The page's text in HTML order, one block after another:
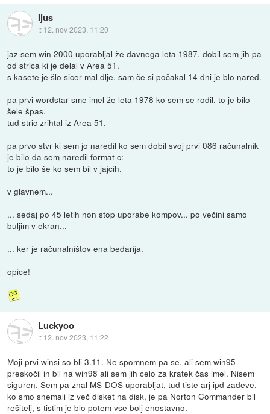
Ijus
:: 12. nov 2023, 11:20
jaz sem win 2000 uporabljal že davnega leta 1987. dobil sem jih pa
od strica ki je delal v Area 51.
s kasete je šlo sicer mal dlje. sam če si počakal 14 dni je blo nared.
pa prvi wordstar sme imel že leta 1978 ko sem se rodil. to je bilo
šele špas.
tud stric zrihtal iz Area 51.
pa prvo stvr ki sem jo naredil ko sem dobil svoj prvi 086 računalnik
je bilo da sem naredil format c:
to je bilo še ko sem bil v jajcih.
v glavnem...
... sedaj po 45 letih non stop uporabe kompov... po večini samo
buljim v ekran...
... ker je računalništov ena bedarija.
opice!
Luckyoo
:: 12. nov 2023, 11:22
Moji prvi winsi so bli 3.11. Ne spomnem pa se, ali sem win95
preskočil in bil na win98 ali sem jih celo za kratek čas imel. Nisem
siguren. Sem pa znal MS-DOS uporabljat, tud tiste arj ipd zadeve,
ko smo snemali iz več disket na disk, je pa Norton Commander bil
rešitelj, s tistim je blo potem vse bolj enostavno.